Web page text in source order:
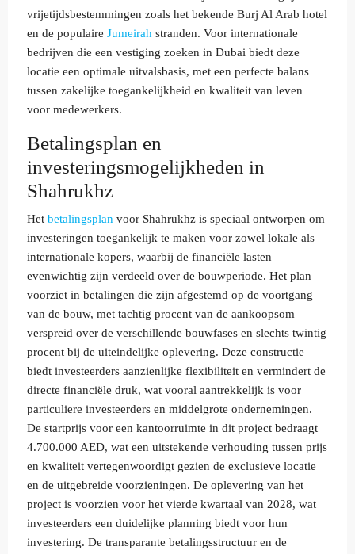
vrijetijdsbestemmingen zoals het bekende Burj Al Arab hotel
en de populaire Jumeirah stranden. Voor internationale
bedrijven die een vestiging zoeken in Dubai biedt deze
locatie een optimale uitvalsbasis, met een perfecte balans
tussen zakelijke toegankelijkheid en kwaliteit van leven
voor medewerkers.
Betalingsplan en
investeringsmogelijkheden in
Shahrukhz
Het betalingsplan voor Shahrukhz is speciaal ontworpen om
investeringen toegankelijk te maken voor zowel lokale als
internationale kopers, waarbij de financiële lasten
evenwichtig zijn verdeeld over de bouwperiode. Het plan
voorziet in betalingen die zijn afgestemd op de voortgang
van de bouw, met tachtig procent van de aankoopsom
verspreid over de verschillende bouwfases en slechts twintig
procent bij de uiteindelijke oplevering. Deze constructie
biedt investeerders aanzienlijke flexibiliteit en vermindert de
directe financiële druk, wat vooral aantrekkelijk is voor
particuliere investeerders en middelgrote ondernemingen.
De startprijs voor een kantoorruimte in dit project bedraagt
4.700.000 AED, wat een uitstekende verhouding tussen prijs
en kwaliteit vertegenwoordigt gezien de exclusieve locatie
en de uitgebreide voorzieningen. De oplevering van het
project is voorzien voor het vierde kwartaal van 2028, wat
investeerders een duidelijke planning biedt voor hun
investering. De transparante betalingsstructuur en de